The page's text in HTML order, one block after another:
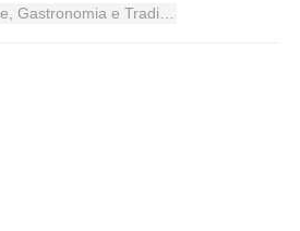
Sagre, Gastronomia e Tradizioni nel Lazio